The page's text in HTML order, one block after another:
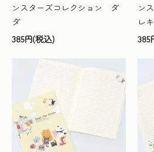
ンスターズコレクション ダ
ダ
385円(税込)
ン
レ
385